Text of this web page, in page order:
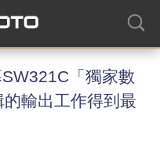
「獨家數
輸出工作得到最